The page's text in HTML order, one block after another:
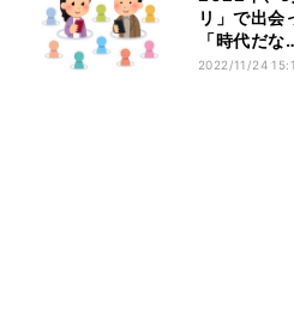
リ」で出会
「時代だな
2022/11/24